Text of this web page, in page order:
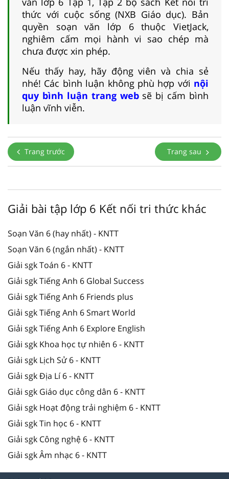
thức với cuộc sống (NXB Giáo dục). Bản
quyền soạn văn lớp 6 thuộc VietJack,
nghiêm cấm mọi hành vi sao chép mà
chưa được xin phép.
Nếu thấy hay, hãy động viên và chia sẻ
nhé! Các bình luận không phù hợp với nội
quy bình luận trang websẽ bị cấm bình
luận vĩnh viễn.
Trang trước Trang sau
Giải bài tập lớp 6 Kết nối tri thức khác
Soạn Văn 6 (hay nhất) - KNTT
Soạn Văn 6 (ngắn nhất) - KNTT
Giải sgk Toán 6 - KNTT
Giải sgk Tiếng Anh 6 Global Success
Giải sgk Tiếng Anh 6 Friends plus
Giải sgk Tiếng Anh 6 Smart World
Giải sgk Tiếng Anh 6 Explore English
Giải sgk Khoa học tự nhiên 6 - KNTT
Giải sgk Lịch Sử 6 - KNTT
Giải sgk Địa Lí 6 - KNTT
Giải sgk Giáo dục công dân 6 - KNTT
Giải sgk Hoạt động trải nghiệm 6 - KNTT
Giải sgk Tin học 6 - KNTT
Giải sgk Công nghệ 6 - KNTT
Giải sgk Âm nhạc 6 - KNTT